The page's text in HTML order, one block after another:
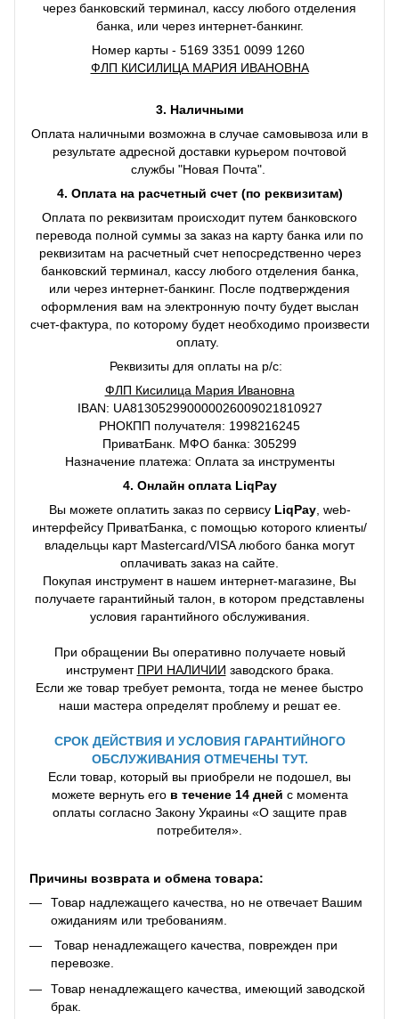
через банковский терминал, кассу любого отделения
банка, или через интернет-банкинг.
Номер карты - 5169 3351 0099 1260
ФЛП КИСИЛИЦА МАРИЯ ИВАНОВНА
3. Наличными
Оплата наличными возможна в случае самовывоза или в
результате адресной доставки курьером почтовой
службы "Новая Почта".
4. Оплата на расчетный счет (по реквизитам)
Оплата по реквизитам происходит путем банковского
перевода полной суммы за заказ на карту банка или по
реквизитам на расчетный счет непосредственно через
банковский терминал, кассу любого отделения банка,
или через интернет-банкинг. После подтверждения
оформления вам на электронную почту будет выслан
счет-фактура, по которому будет необходимо произвести
оплату.
Реквизиты для оплаты на р/с:
ФЛП Кисилица Мария Ивановна
IBAN: UA813052990000026009021810927
РНОКПП получателя: 1998216245
ПриватБанк. МФО банка: 305299
Назначение платежа: Оплата за инструменты
4. Онлайн оплата LiqPay
Вы можете оплатить заказ по сервису LiqPay, web-
интерфейсу ПриватБанка, с помощью которого клиенты/
владельцы карт Mastercard/VISA любого банка могут
оплачивать заказ на сайте.
Покупая инструмент в нашем интернет-магазине, Вы
получаете гарантийный талон, в котором представлены
условия гарантийного обслуживания.
При обращении Вы оперативно получаете новый
инструмент ПРИ НАЛИЧИИ заводского брака.
Если же товар требует ремонта, тогда не менее быстро
наши мастера определят проблему и решат ее.
СРОК ДЕЙСТВИЯ И УСЛОВИЯ ГАРАНТИЙНОГО
ОБСЛУЖИВАНИЯ ОТМЕЧЕНЫ ТУТ.
Если товар, который вы приобрели не подошел, вы
можете вернуть его в течение 14 дней с момента
оплаты согласно Закону Украины «О защите прав
потребителя».
Причины возврата и обмена товара:
Товар надлежащего качества, но не отвечает Вашим
ожиданиям или требованиям.
Товар ненадлежащего качества, поврежден при
перевозке.
Товар ненадлежащего качества, имеющий заводской
брак.